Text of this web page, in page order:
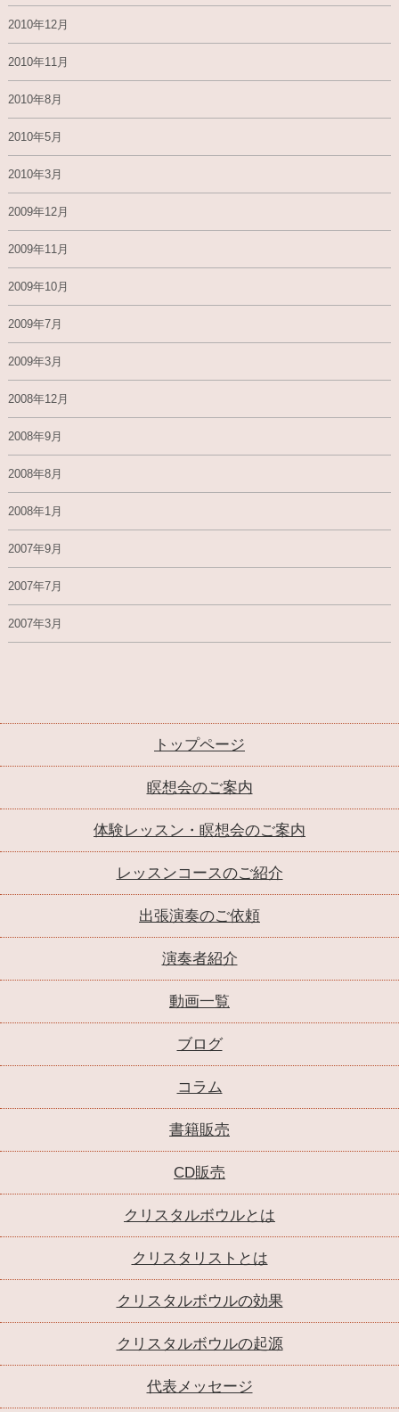
2010年12月
2010年11月
2010年8月
2010年5月
2010年3月
2009年12月
2009年11月
2009年10月
2009年7月
2009年3月
2008年12月
2008年9月
2008年8月
2008年1月
2007年9月
2007年7月
2007年3月
トップページ
瞑想会のご案内
体験レッスン・瞑想会のご案内
レッスンコースのご紹介
出張演奏のご依頼
演奏者紹介
動画一覧
ブログ
コラム
書籍販売
CD販売
クリスタルボウルとは
クリスタリストとは
クリスタルボウルの効果
クリスタルボウルの起源
代表メッセージ